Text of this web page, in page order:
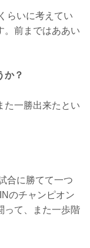
らいに考えてい
。前まではああい
か？
た一勝出来たとい
合に勝てて一つ
のチャンピオン
って、また一歩階